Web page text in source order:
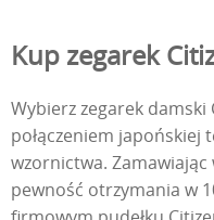
Kup zegarek
Wybierz zegarek damski
połączeniem japońskiej
wzornictwa. Zamawiając
pewność otrzymania w